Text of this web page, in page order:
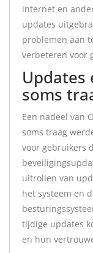
internet en
updates
problemen aan
verbeteren voor
Updates
soms
Een nadeel van
soms traag
voor gebruikers
uitrollen van
het systeem en
tijdige updates
en hun